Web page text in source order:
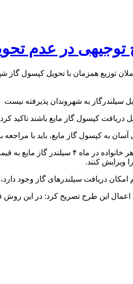
توجیهی در عدم
توزيع همزمان با تحويل كپسول
دریافت کپسول گاز مایع باشند تاکید
به کپسول گاز مایع، باید با مراجعه
ویرایش کنند.
از ۲۰ شهریور عرضه سیلندر گاز مایع فقط با نام نویسی در سامانه سدف
اعمال این طرح تصریح کرد: در این